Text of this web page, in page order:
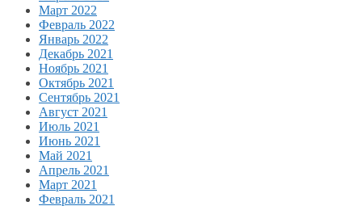
Март 2022
Февраль 2022
Январь 2022
Декабрь 2021
Ноябрь 2021
Октябрь 2021
Сентябрь 2021
Август 2021
Июль 2021
Июнь 2021
Май 2021
Апрель 2021
Март 2021
Февраль 2021